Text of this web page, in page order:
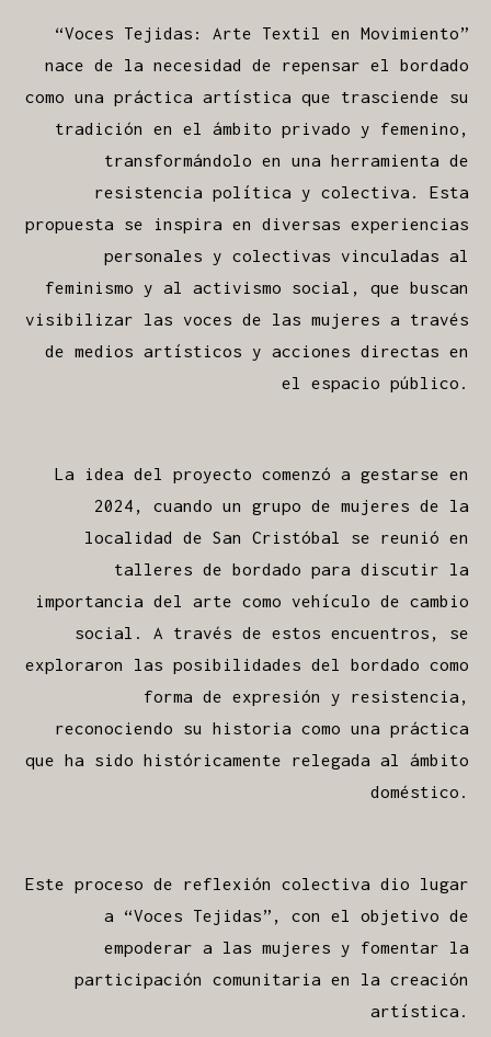
“Voces Tejidas: Arte Textil en Movimiento”
nace de la necesidad de repensar el bordado
como una práctica artística que trasciende su
tradición en el ámbito privado y femenino,
transformándolo en una herramienta de
resistencia política y colectiva. Esta
propuesta se inspira en diversas experiencias
personales y colectivas vinculadas al
feminismo y al activismo social, que buscan
visibilizar las voces de las mujeres a través
de medios artísticos y acciones directas en
el espacio público.
La idea del proyecto comenzó a gestarse en
2024, cuando un grupo de mujeres de la
localidad de San Cristóbal se reunió en
talleres de bordado para discutir la
importancia del arte como vehículo de cambio
social. A través de estos encuentros, se
exploraron las posibilidades del bordado como
forma de expresión y resistencia,
reconociendo su historia como una práctica
que ha sido históricamente relegada al ámbito
doméstico.
Este proceso de reflexión colectiva dio lugar
a “Voces Tejidas”, con el objetivo de
empoderar a las mujeres y fomentar la
participación comunitaria en la creación
artística.